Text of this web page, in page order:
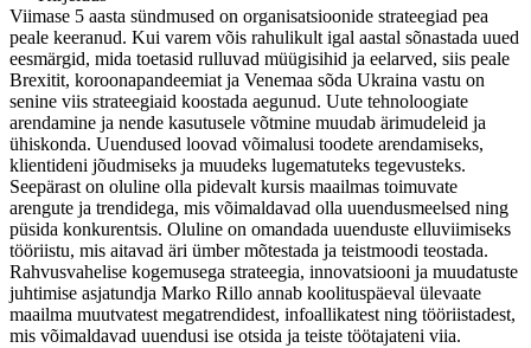
Viimase 5 aasta sündmused on organisatsioonide strateegiad pea
peale keeranud. Kui varem võis rahulikult igal aastal sõnastada uued
eesmärgid, mida toetasid rulluvad müügisihid ja eelarved, siis peale
Brexitit, koroonapandeemiat ja Venemaa sõda Ukraina vastu on
senine viis strateegiaid koostada aegunud. Uute tehnoloogiate
arendamine ja nende kasutusele võtmine muudab ärimudeleid ja
ühiskonda. Uuendused loovad võimalusi toodete arendamiseks,
klientideni jõudmiseks ja muudeks lugematuteks tegevusteks.
Seepärast on oluline olla pidevalt kursis maailmas toimuvate
arengute ja trendidega, mis võimaldavad olla uuendusmeelsed ning
püsida konkurentsis. Oluline on omandada uuenduste elluviimiseks
tööriistu, mis aitavad äri ümber mõtestada ja teistmoodi teostada.
Rahvusvahelise kogemusega strateegia, innovatsiooni ja muudatuste
juhtimise asjatundja Marko Rillo annab koolituspäeval ülevaate
maailma muutvatest megatrendidest, infoallikatest ning tööriistadest,
mis võimaldavad uuendusi ise otsida ja teiste töötajateni viia.